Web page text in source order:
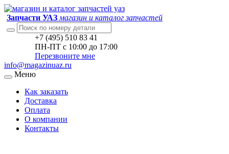
Запчасти УАЗ магазин и каталог запчастей
+7 (495) 510 83 41
ПН-ПТ с 10:00 до 17:00
Перезвоните мне
info@magazinuaz.ru
Меню
Как заказать
Доставка
Оплата
О компании
Контакты